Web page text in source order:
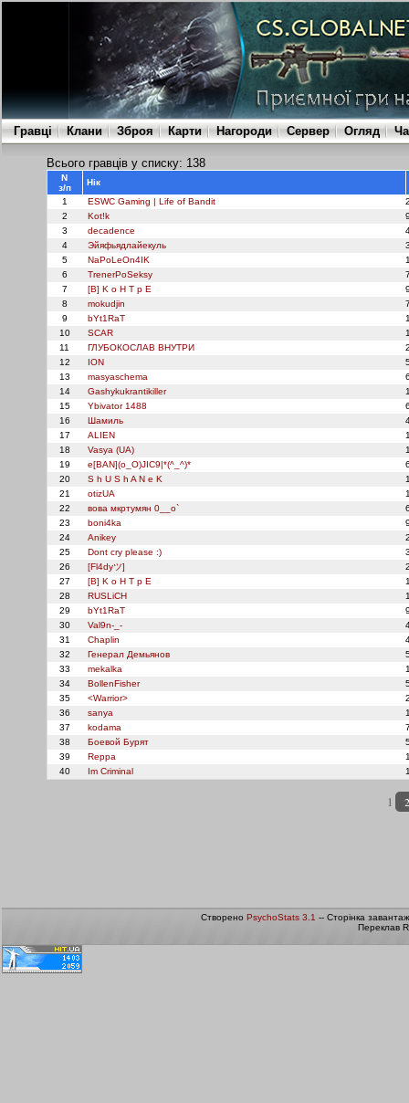
Гравці Клани Зброя Карти Нагороди Сервер Огляд
Створено PsychoStats 3.1 -- Сторінка
Переклав